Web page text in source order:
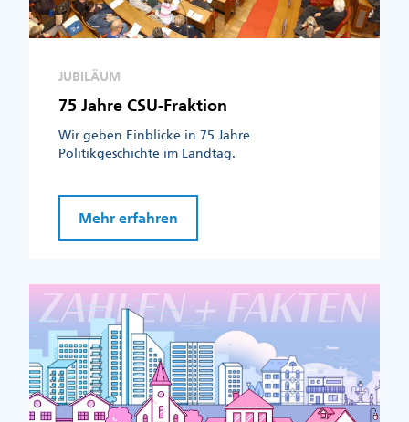
JUBILÄUM
75 Jahre CSU-Fraktion
Wir geben Einblicke in 75 Jahre
Politikgeschichte im Landtag.
Mehr erfahren